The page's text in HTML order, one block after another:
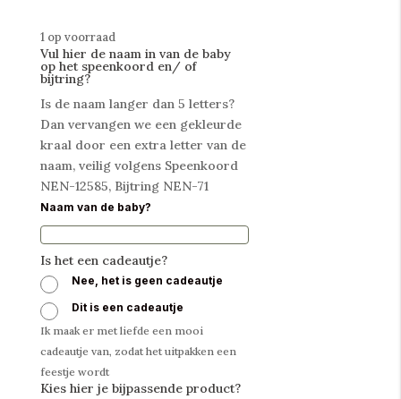
1 op voorraad
Vul hier de naam in van de baby
op het speenkoord en/ of
bijtring?
Is de naam langer dan 5 letters?
Dan vervangen we een gekleurde
kraal door een extra letter van de
naam, veilig volgens Speenkoord
NEN-12585, Bijtring NEN-71
Naam van de baby?
Is het een cadeautje?
Nee, het is geen cadeautje
Dit is een cadeautje
Ik maak er met liefde een mooi
cadeautje van, zodat het uitpakken een
feestje wordt
Kies hier je bijpassende product?